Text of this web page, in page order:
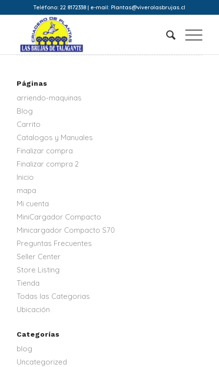
Teléfono: 22 8172338 | e-mail: Plantas@viverolasbrujas.cl
Páginas
arriendo-maquinas
Blog
Carrito
Catalogos y Manuales
Finalizar compra
Finalizar compra 2
Inicio
mapa
Mi cuenta
MiniCargador Compacto
Minicargador Compacto S70
Preguntas Frecuentes
Seller Center
Store Listing
Tienda
Todas las Categorias
Ubicación
Categorías
blog
Uncategorized